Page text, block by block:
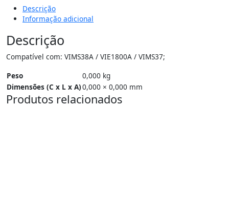
Descrição
Informação adicional
Descrição
Compatível com: VIMS38A / VIE1800A / VIMS37;
Peso
0,000 kg
Dimensões (C x L x A)0,000 × 0,000 mm
Produtos relacionados